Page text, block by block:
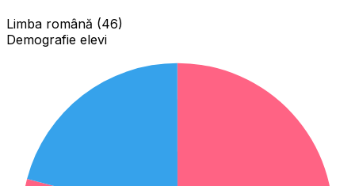
Limba română (46)
Demografie elevi